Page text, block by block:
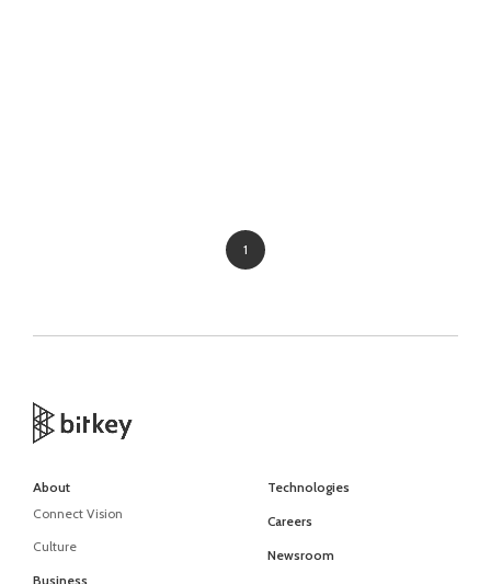
1
About
Connect Vision
Culture
Business
Technologies
Careers
Newsroom